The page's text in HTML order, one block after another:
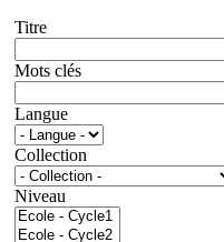
Titre
Mots clés
Langue
Collection
Niveau